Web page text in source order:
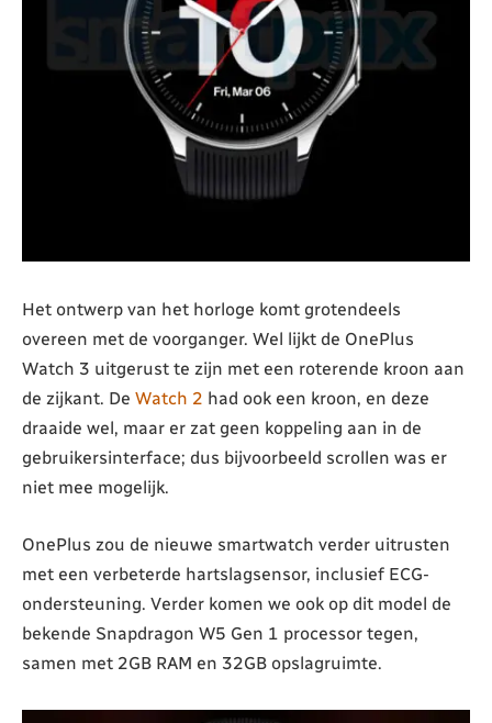
Het ontwerp van het horloge komt grotendeels
overeen met de voorganger. Wel lijkt de OnePlus
Watch 3 uitgerust te zijn met een roterende kroon aan
de zijkant. De Watch 2 had ook een kroon, en deze
draaide wel, maar er zat geen koppeling aan in de
gebruikersinterface; dus bijvoorbeeld scrollen was er
niet mee mogelijk.
OnePlus zou de nieuwe smartwatch verder uitrusten
met een verbeterde hartslagsensor, inclusief ECG-
ondersteuning. Verder komen we ook op dit model de
bekende Snapdragon W5 Gen 1 processor tegen,
samen met 2GB RAM en 32GB opslagruimte.